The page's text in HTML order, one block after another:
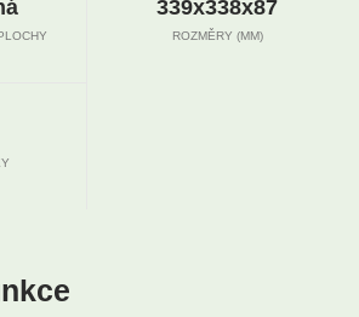
339x338x87
ROZMĚRY (MM)